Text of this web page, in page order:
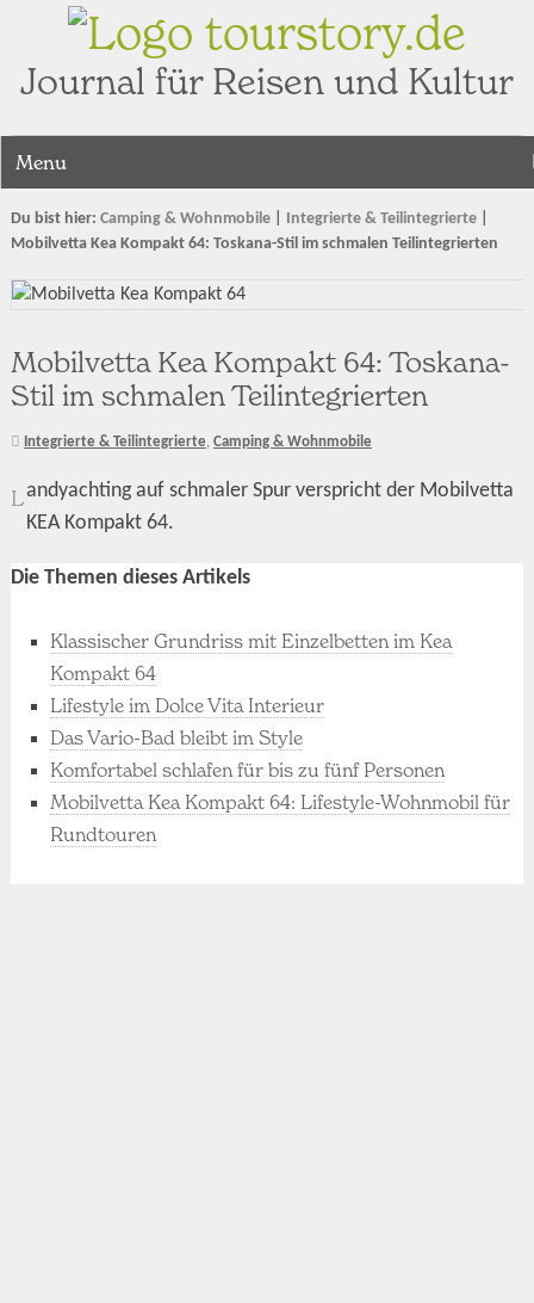
tourstory.de
Journal für Reisen und Kultur
Menu
Du bist hier: Camping & Wohnmobile| Integrierte & Teilintegrierte|
Mobilvetta Kea Kompakt 64: Toskana-Stil im schmalen Teilintegrierten
Mobilvetta Kea Kompakt 64: Toskana-
Stil im schmalen Teilintegrierten
Integrierte & Teilintegrierte, Camping & Wohnmobile
Landyachting auf schmaler Spur verspricht der Mobilvetta
KEA Kompakt 64.
Die Themen dieses Artikels
Klassischer Grundriss mit Einzelbetten im Kea
Kompakt 64
Lifestyle im Dolce Vita Interieur
Das Vario-Bad bleibt im Style
Komfortabel schlafen für bis zu fünf Personen
Mobilvetta Kea Kompakt 64: Lifestyle-Wohnmobil für
Rundtouren